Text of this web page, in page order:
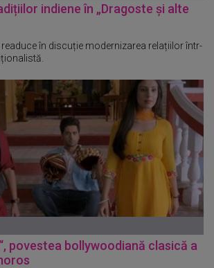
indiene în „Dragoste și alte
în discuție modernizarea relațiilor într-
povestea bollywoodiană clasică a